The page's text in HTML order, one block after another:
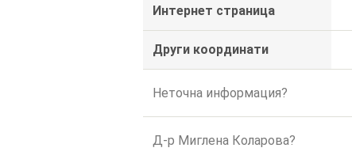
Интернет страница
Други координати
Неточна информация?
Д-р Миглена Коларова?